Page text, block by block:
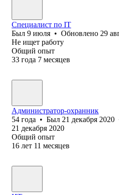
Специалист по IT
Был 9 июля • Обновлено 29
Не ищет работу
Общий опыт
33 года 7 месяцев
Администратор-охранник
54 года • Был 21 декабря 2020
21 декабря 2020
Общий опыт
16 лет 11 месяцев